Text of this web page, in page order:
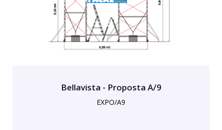
Bellavista - Proposta A/9
EXPO/A9